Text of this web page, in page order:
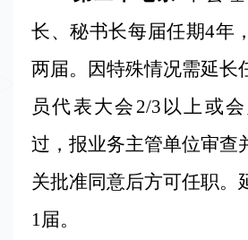
长、秘书长每届任期4年
两届。因特殊情况需延长
员代表大会 2/3 以上或
过，报业务主管单位审查
关批准同意后方可任职。
1届。